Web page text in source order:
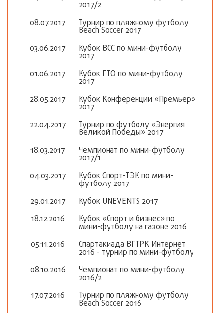
2017/2
08.07.2017
Турнир по пляжному футболу
Beach Soccer 2017
03.06.2017
Кубок ВСС по мини-футболу
2017
01.06.2017
Кубок ГТО по мини-футболу
2017
28.05.2017
Кубок Конференции «Премьер»
2017
22.04.2017
Турнир по футболу «Энергия
Великой Победы» 2017
18.03.2017
Чемпионат по мини-футболу
2017/1
04.03.2017
Кубок Спорт-ТЭК по мини-
футболу 2017
29.01.2017
Кубок UNEVENTS 2017
18.12.2016
Кубок «Спорт и бизнес» по
мини-футболу на газоне 2016
05.11.2016
Спартакиада ВГТРК Интернет
2016 - турнир по мини-футболу
08.10.2016
Чемпионат по мини-футболу
2016/2
17.07.2016
Турнир по пляжному футболу
Beach Soccer 2016